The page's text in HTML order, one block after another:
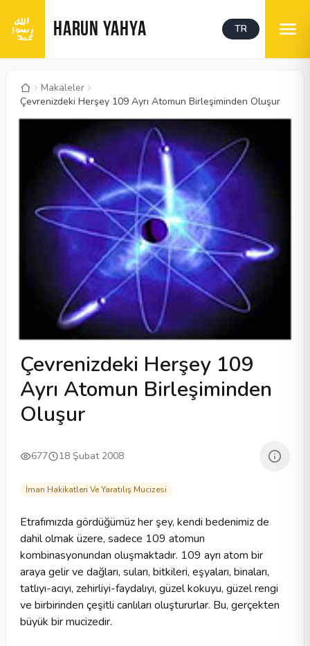
HARUN YAHYA TR
Makaleler
Çevrenizdeki Herşey 109 Ayrı Atomun Birleşiminden Oluşur
Çevrenizdeki Herşey 109
Ayrı Atomun Birleşiminden
Oluşur
677 18 Şubat 2008
İman Hakikatleri Ve Yaratılış Mucizesi
Etrafımızda gördüğümüz her şey, kendi bedenimiz de
dahil olmak üzere, sadece 109 atomun
kombinasyonundan oluşmaktadır. 109 ayrı atom bir
araya gelir ve dağları, suları, bitkileri, eşyaları, binaları,
tatlıyı-acıyı, zehirliyi-faydalıyı, güzel kokuyu, güzel rengi
ve birbirinden çeşitli canlıları oluştururlar. Bu, gerçekten
büyük bir mucizedir.